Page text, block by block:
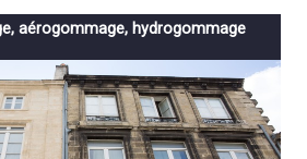
aérogommage, hydrogommage